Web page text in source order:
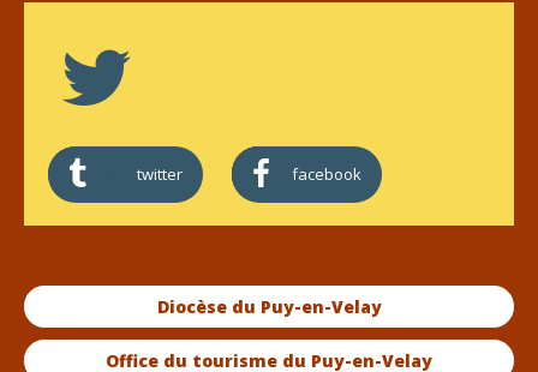
twitter facebook
Diocèse du Puy-en-Velay
Office du tourisme du Puy-en-Velay